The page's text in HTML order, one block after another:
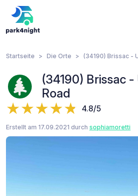
Startseite Die Orte (34190) Brissac -
(34190) Brissac
Road
4.8/5
Erstellt am 17.09.2021 durch sophiamoretti